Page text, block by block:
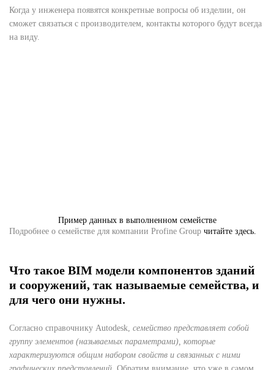
Когда у инженера появятся конкретные вопросы об изделии, он
сможет связаться с производителем, контакты которого будут всегда
на виду.
Пример данных в выполненном семействе
Подробнее о семействе для компании Profine Group читайте здесь.
Что такое BIM модели компонентов зданий
и сооружений, так называемые семейства, и
для чего они нужны.
Согласно справочнику Autodesk, семейство представляет собой
группу элементов (называемых параметрами), которые
характеризуются общим набором свойств и связанных с ними